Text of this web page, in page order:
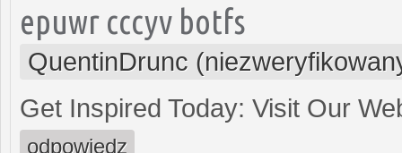
epuwr cccyv botfs
QuentinDrunc
Get Inspired Today: Visit Our
odpowiedz